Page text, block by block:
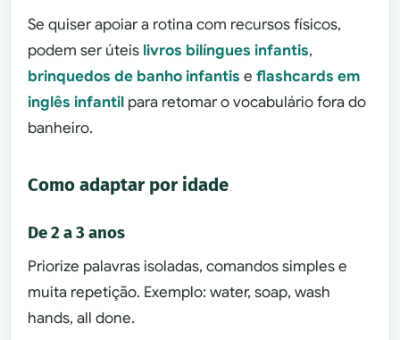
Se quiser apoiar a rotina com recursos físicos,
podem ser úteis livros bilíngues infantis,
brinquedos de banho infantis eflashcards em
inglês infantil para retomar o vocabulário fora do
banheiro.
Como adaptar por idade
De 2 a 3 anos
Priorize palavras isoladas, comandos simples e
muita repetição. Exemplo: water, soap, wash
hands, all done.